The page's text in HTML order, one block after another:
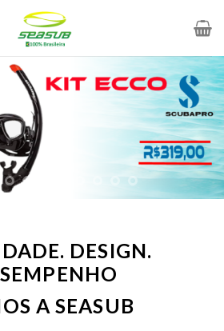
DESIGN.
A SEASUB